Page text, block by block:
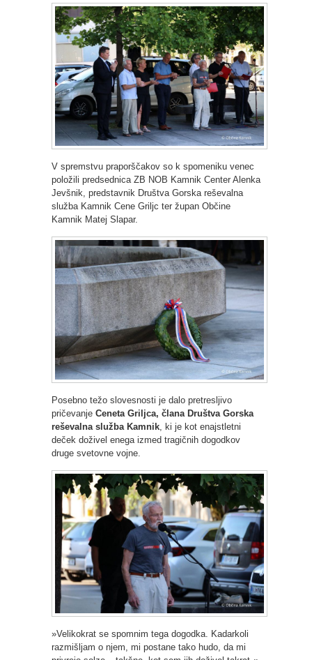
V spremstvu praporščakov so k spomeniku venec
položili predsednica ZB NOB Kamnik Center Alenka
Jevšnik, predstavnik Društva Gorska reševalna
služba Kamnik Cene Griljc ter župan Občine
Kamnik Matej Slapar.
Posebno težo slovesnosti je dalo pretresljivo
pričevanje Ceneta Griljca, člana Društva Gorska
reševalna služba Kamnik , ki je kot enajstletni
deček doživel enega izmed tragičnih dogodkov
druge svetovne vojne.
»Velikokrat se spomnim tega dogodka. Kadarkoli
razmišljam o njem, mi postane tako hudo, da mi